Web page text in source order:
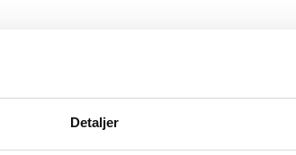
Detaljer